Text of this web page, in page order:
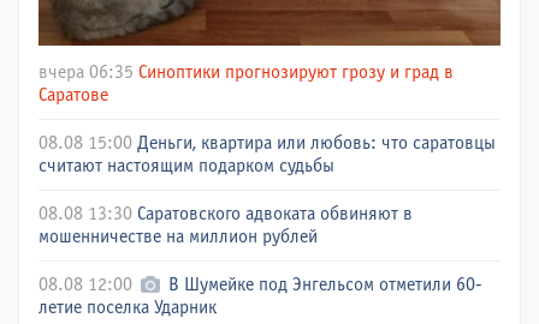
вчера 06:35 Синоптики прогнозируют грозу и град в
Саратове
08.08 15:00 Деньги, квартира или любовь: что саратовцы
считают настоящим подарком судьбы
08.08 13:30 Саратовского адвоката обвиняют в
мошенничестве на миллион рублей
08.08 12:00
В Шумейке под Энгельсом отметили 60-
летие поселка Ударник